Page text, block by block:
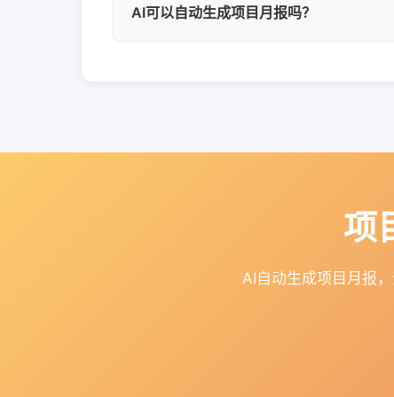
偏差、质量指标、团队效率等深度分析。
AI可以自动生成项目月报吗？
项
AI自动生成项目月报